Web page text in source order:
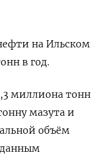
на Ильском
в год.
миллиона тонн
мазута и
объём
данным